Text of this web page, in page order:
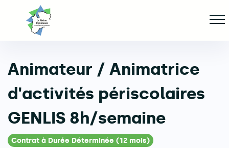
jusqu'au
contenu
Animateur / Animatrice
d'activités périscolaires
GENLIS 8h/semaine
Contrat à Durée Déterminée (12 mois)